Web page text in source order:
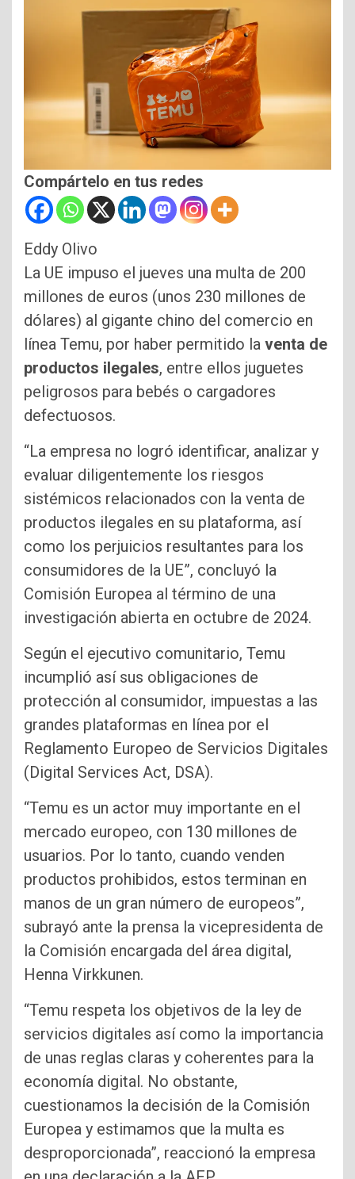
Compártelo en tus redes
Eddy Olivo
La UE impuso el jueves una multa de 200
millones de euros (unos 230 millones de
dólares) al gigante chino del comercio en
línea Temu, por haber permitido la venta de
productos ilegales, entre ellos juguetes
peligrosos para bebés o cargadores
defectuosos.
“La empresa no logró identificar, analizar y
evaluar diligentemente los riesgos
sistémicos relacionados con la venta de
productos ilegales en su plataforma, así
como los perjuicios resultantes para los
consumidores de la UE”, concluyó la
Comisión Europea al término de una
investigación abierta en octubre de 2024.
Según el ejecutivo comunitario, Temu
incumplió así sus obligaciones de
protección al consumidor, impuestas a las
grandes plataformas en línea por el
Reglamento Europeo de Servicios Digitales
(Digital Services Act, DSA).
“Temu es un actor muy importante en el
mercado europeo, con 130 millones de
usuarios. Por lo tanto, cuando venden
productos prohibidos, estos terminan en
manos de un gran número de europeos”,
subrayó ante la prensa la vicepresidenta de
la Comisión encargada del área digital,
Henna Virkkunen.
“Temu respeta los objetivos de la ley de
servicios digitales así como la importancia
de unas reglas claras y coherentes para la
economía digital. No obstante,
cuestionamos la decisión de la Comisión
Europea y estimamos que la multa es
desproporcionada”, reaccionó la empresa